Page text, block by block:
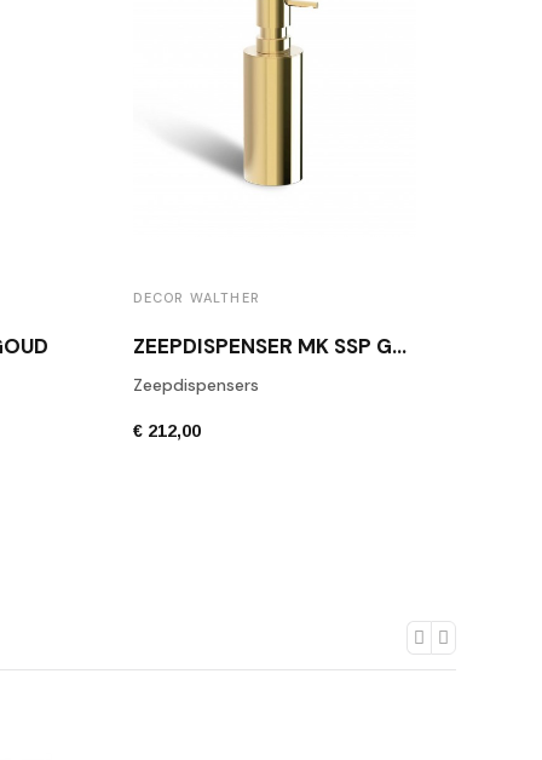
DECOR WALTHER
ZEEPDISPENSER MK SSP GOUD
Zeepdispensers
€ 212,00